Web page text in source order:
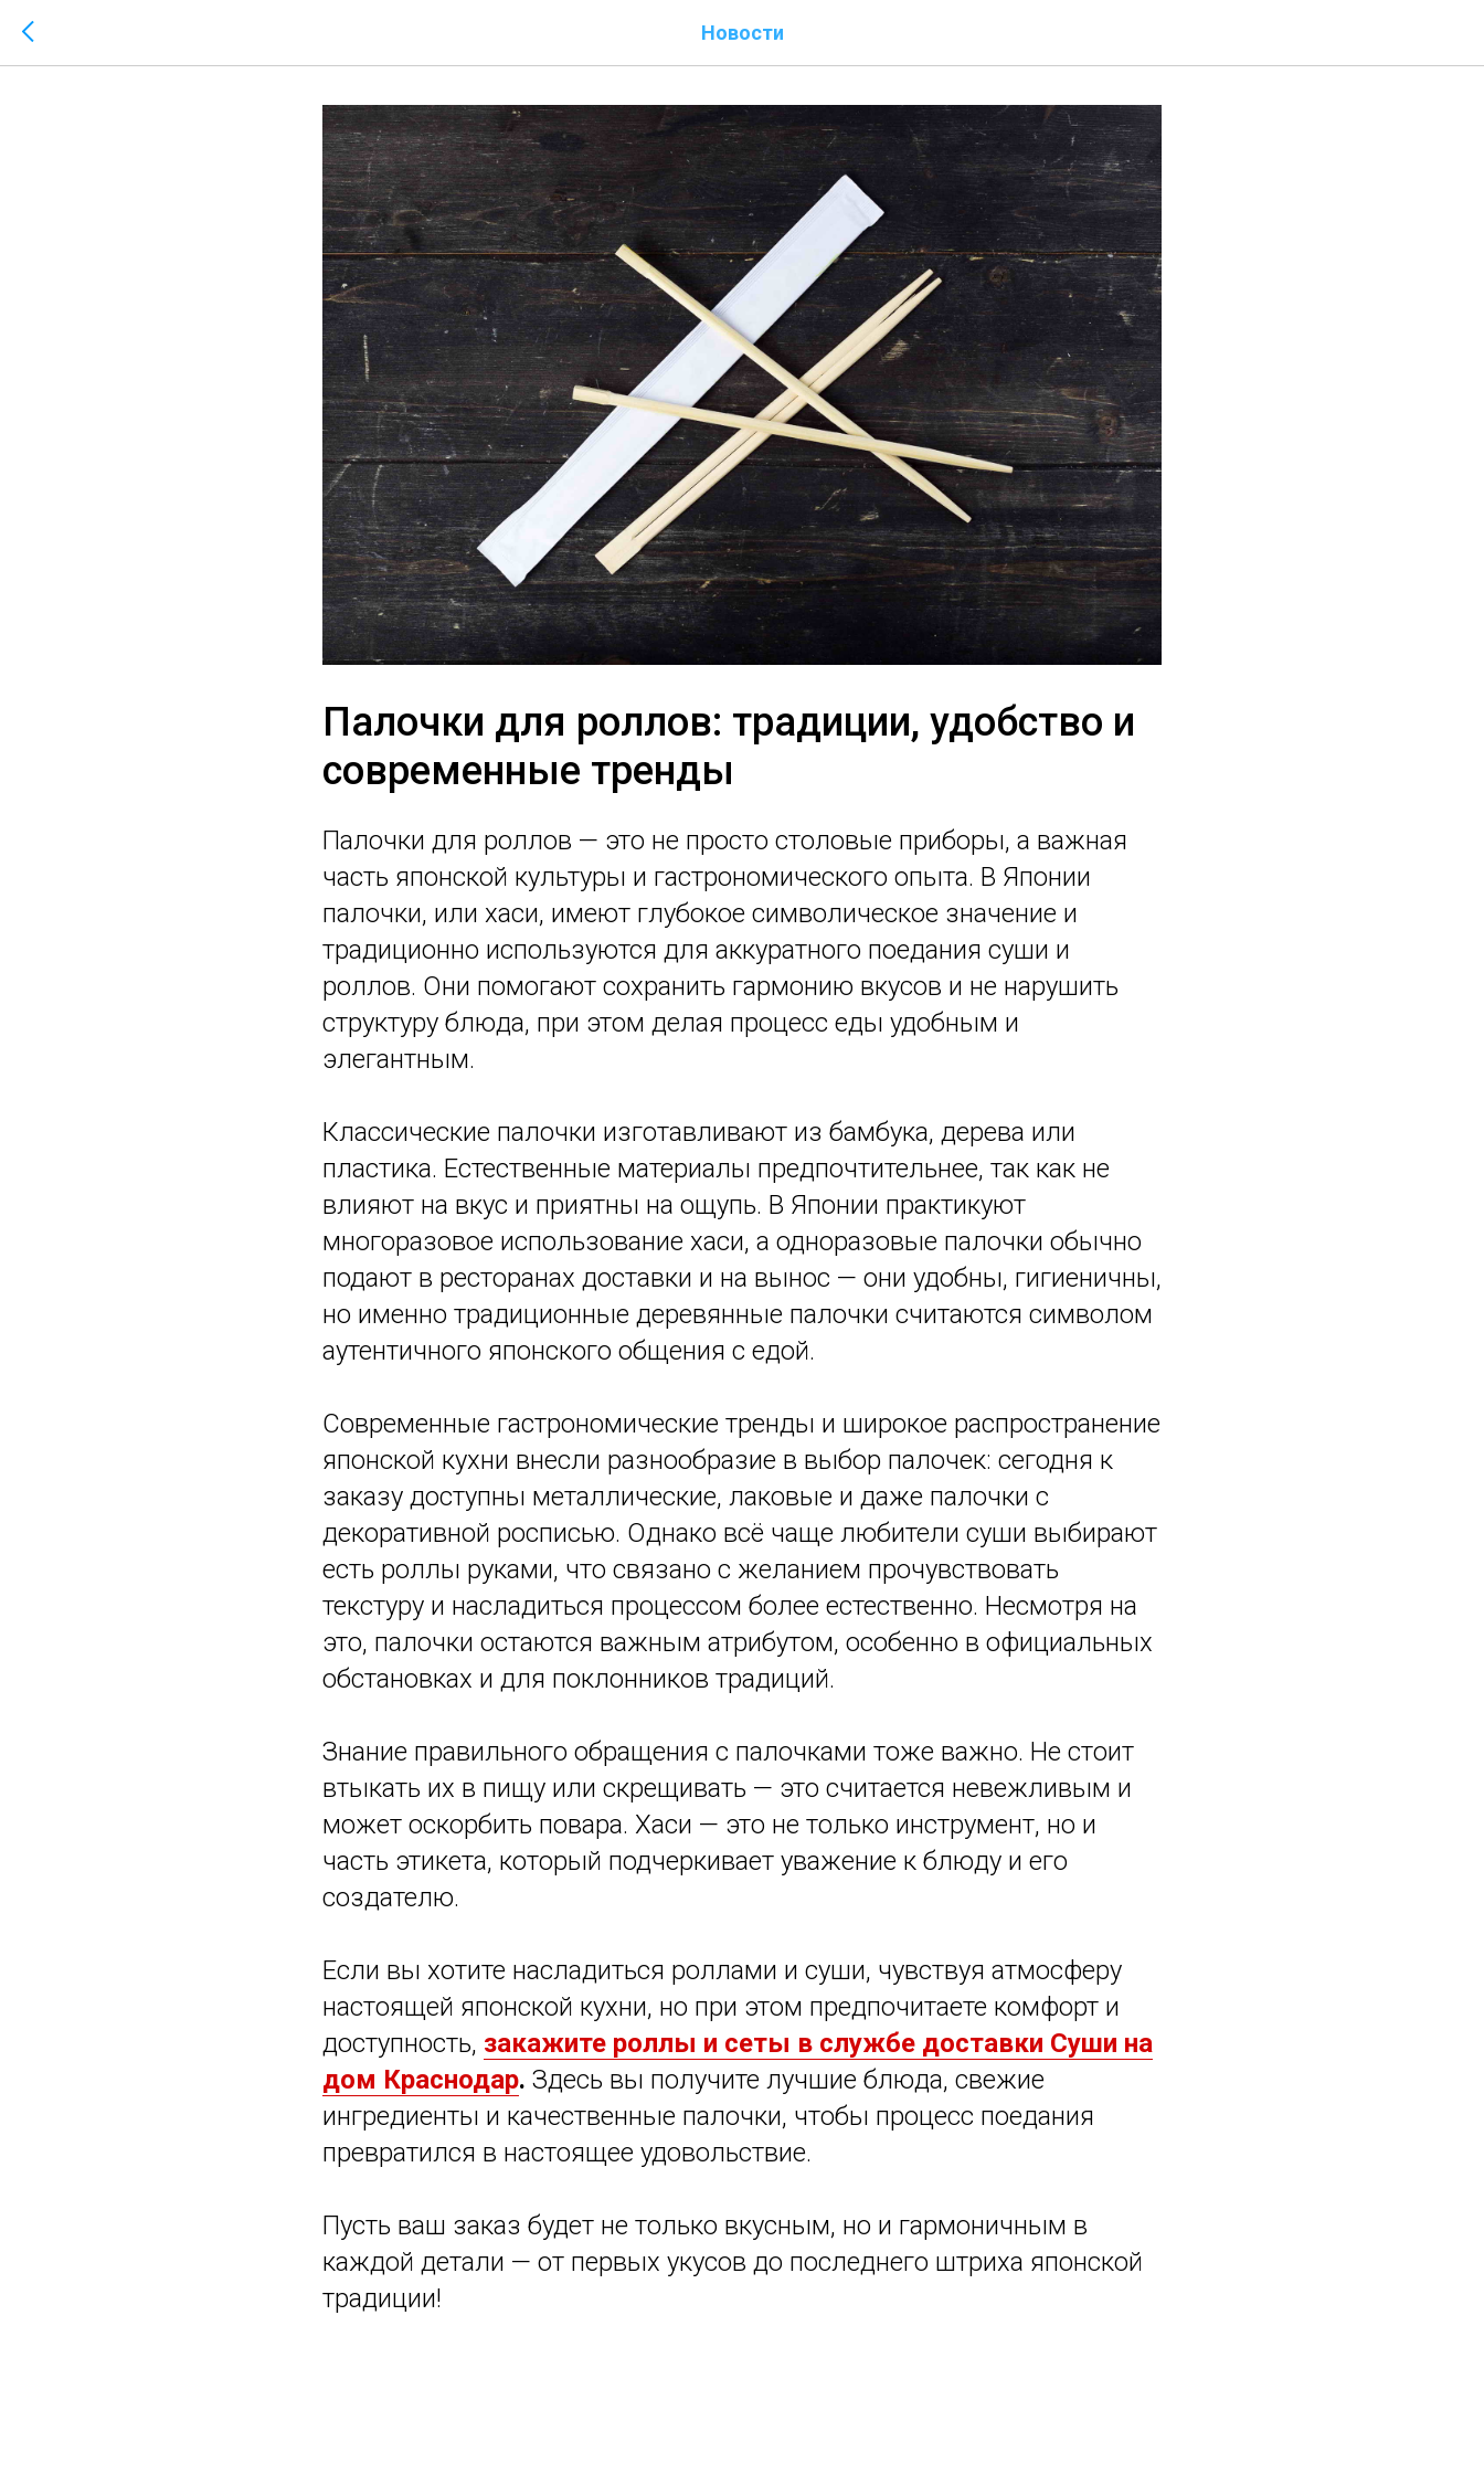
Новости
Палочки для роллов: традиции, удобство и
современные тренды
Палочки для роллов — это не просто столовые приборы, а важная
часть японской культуры и гастрономического опыта. В Японии
палочки, или хаси, имеют глубокое символическое значение и
традиционно используются для аккуратного поедания суши и
роллов. Они помогают сохранить гармонию вкусов и не нарушить
структуру блюда, при этом делая процесс еды удобным и
элегантным.
Классические палочки изготавливают из бамбука, дерева или
пластика. Естественные материалы предпочтительнее, так как не
влияют на вкус и приятны на ощупь. В Японии практикуют
многоразовое использование хаси, а одноразовые палочки обычно
подают в ресторанах доставки и на вынос — они удобны, гигиеничны,
но именно традиционные деревянные палочки считаются символом
аутентичного японского общения с едой.
Современные гастрономические тренды и широкое распространение
японской кухни внесли разнообразие в выбор палочек: сегодня к
заказу доступны металлические, лаковые и даже палочки с
декоративной росписью. Однако всё чаще любители суши выбирают
есть роллы руками, что связано с желанием прочувствовать
текстуру и насладиться процессом более естественно. Несмотря на
это, палочки остаются важным атрибутом, особенно в официальных
обстановках и для поклонников традиций.
Знание правильного обращения с палочками тоже важно. Не стоит
втыкать их в пищу или скрещивать — это считается невежливым и
может оскорбить повара. Хаси — это не только инструмент, но и
часть этикета, который подчеркивает уважение к блюду и его
создателю.
Если вы хотите насладиться роллами и суши, чувствуя атмосферу
настоящей японской кухни, но при этом предпочитаете комфорт и
доступность, закажите роллы и сеты в службе доставки Суши на
дом Краснодар. Здесь вы получите лучшие блюда, свежие
ингредиенты и качественные палочки, чтобы процесс поедания
превратился в настоящее удовольствие.
Пусть ваш заказ будет не только вкусным, но и гармоничным в
каждой детали — от первых укусов до последнего штриха японской
традиции!